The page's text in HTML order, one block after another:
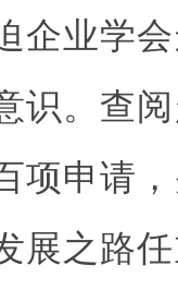
企业学
识。查
项申请
展之路